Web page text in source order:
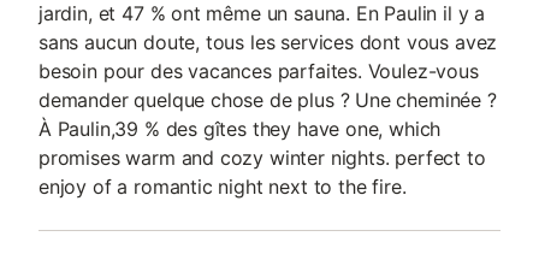
jardin, et 47 % ont même un sauna. En Paulin il y a
sans aucun doute, tous les services dont vous avez
besoin pour des vacances parfaites. Voulez-vous
demander quelque chose de plus ? Une cheminée ?
À Paulin,39 % des gîtes they have one, which
promises warm and cozy winter nights. perfect to
enjoy of a romantic night next to the fire.